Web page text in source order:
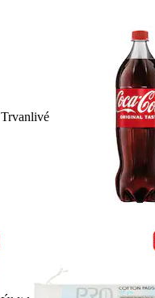
Trvanlivé